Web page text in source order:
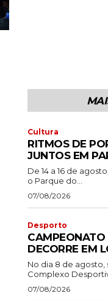
Cultura
RITMOS DE
JUNTOS EM
De 14 a 16 de
o Parque do...
07/08/2026
Desporto
CAMPEONATO
DECORRE EM
No dia 8 de
Complexo
07/08/2026